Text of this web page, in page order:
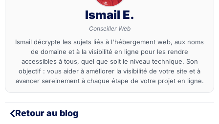
Ismail E.
Conseiller Web
Ismail décrypte les sujets liés à l'hébergement web, aux noms
de domaine et à la visibilité en ligne pour les rendre
accessibles à tous, quel que soit le niveau technique. Son
objectif : vous aider à améliorer la visibilité de votre site et à
avancer sereinement à chaque étape de votre projet en ligne.
Retour au blog